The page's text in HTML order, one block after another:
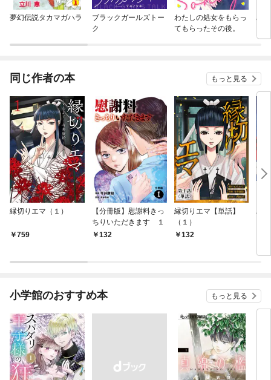
夢幻伝説タカマガハラ
ブラックガールズトー
ク
わたしの処女をもらっ
てもらったその後。
み
る
同じ作者の本 もっと見る
縁切りエマ（１）
759
【分冊版】慰謝料きっ
ちりいただきます １
132
縁切りエマ【単話】
（１）
132
ぷ
小学館のおすすめ本 もっと見る